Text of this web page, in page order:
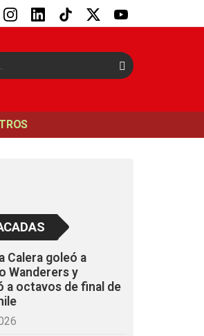
B
u
Calera goleó a
Wanderers y
a octavos de final de